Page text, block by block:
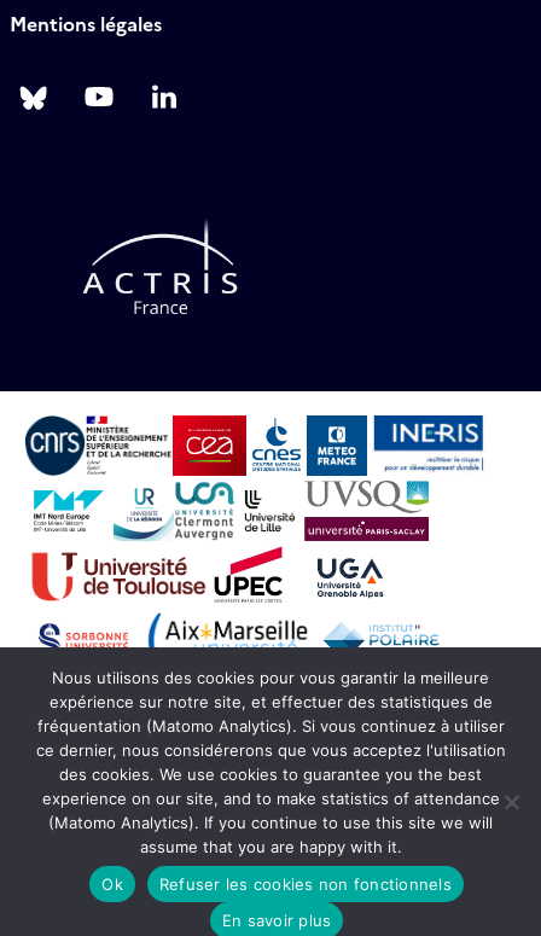
Mentions légales
Follow
© Copyright Actris France 2021 -SEDOO (Service
de Données OMP)
Nous utilisons des cookies pour vous garantir la meilleure
expérience sur notre site, et effectuer des statistiques de
fréquentation (Matomo Analytics). Si vous continuez à utiliser
ce dernier, nous considérerons que vous acceptez l'utilisation
des cookies. We use cookies to guarantee you the best
experience on our site, and to make statistics of attendance
(Matomo Analytics). If you continue to use this site we will
assume that you are happy with it.
Ok
Refuser les cookies non fonctionnels
En savoir plus